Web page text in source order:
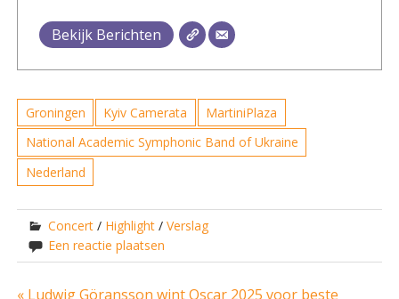
Bekijk Berichten
Groningen Kyiv Camerata
MartiniPlaza
National Academic Symphonic Band of Ukraine
Nederland
Concert / Highlight /Verslag
Een reactie plaatsen
« Ludwig Göransson wint Oscar 2025 voor beste